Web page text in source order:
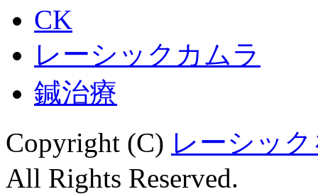
CK
レーシックカムラ
鍼治療
Copyright (C) レーシッ
All Rights Reserved.